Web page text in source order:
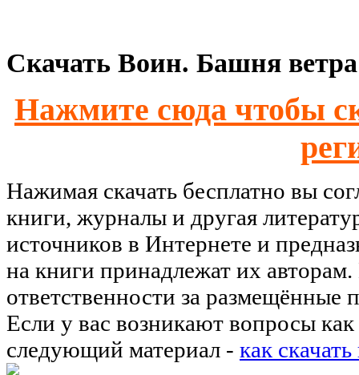
Скачать Воин. Башня ветра
Нажмите сюда чтобы
Нажимая скачать бесплатно вы
книги, журналы и другая
источников в Интернете и
на книги принадлежат их
ответственности за размещённые
Если у вас возникают вопросы как
следующий материал - как